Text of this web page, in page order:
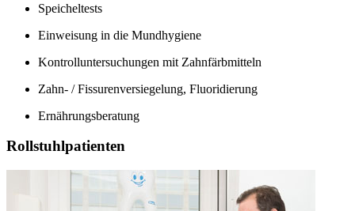
Speicheltests
Einweisung in die Mundhygiene
Kontrolluntersuchungen mit Zahnfärbmitteln
Zahn- / Fissurenversiegelung, Fluoridierung
Ernährungsberatung
Rollstuhlpatienten